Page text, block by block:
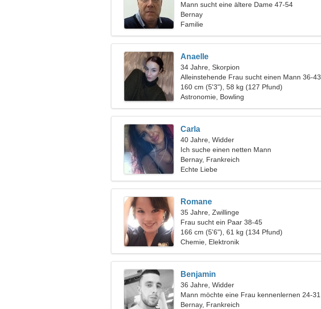
Mann sucht eine ältere Dame 47-54
Bernay
Familie
Anaelle
34 Jahre, Skorpion
Alleinstehende Frau sucht einen Mann 36-43
160 cm (5'3"), 58 kg (127 Pfund)
Astronomie, Bowling
Carla
40 Jahre, Widder
Ich suche einen netten Mann
Bernay, Frankreich
Echte Liebe
Romane
35 Jahre, Zwillinge
Frau sucht ein Paar 38-45
166 cm (5'6"), 61 kg (134 Pfund)
Chemie, Elektronik
Benjamin
36 Jahre, Widder
Mann möchte eine Frau kennenlernen 24-31
Bernay, Frankreich